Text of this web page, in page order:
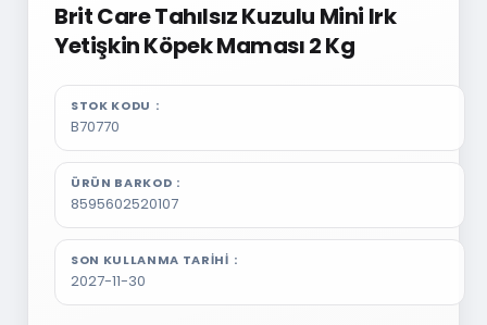
Brit Care Tahılsız Kuzulu Mini Irk
Yetişkin Köpek Maması 2 Kg
STOK KODU
B70770
ÜRÜN BARKOD
8595602520107
SON KULLANMA TARIHI
2027-11-30